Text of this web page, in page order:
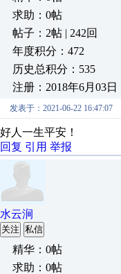
求助：0帖
帖子：2帖 | 242回
年度积分：472
历史总积分：535
注册：2018年6月03日
发表于：2021-06-22 16:47:07
好人一生平安！
回复 引用 举报
水云涧
关注 私信
精华：0帖
求助：0帖